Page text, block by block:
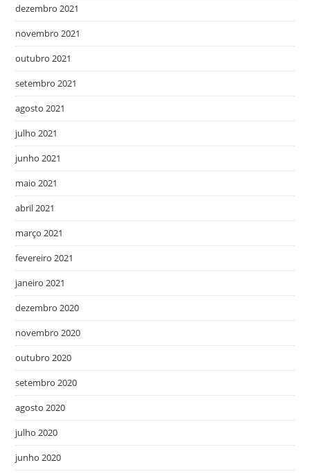
dezembro 2021
novembro 2021
outubro 2021
setembro 2021
agosto 2021
julho 2021
junho 2021
maio 2021
abril 2021
março 2021
fevereiro 2021
janeiro 2021
dezembro 2020
novembro 2020
outubro 2020
setembro 2020
agosto 2020
julho 2020
junho 2020